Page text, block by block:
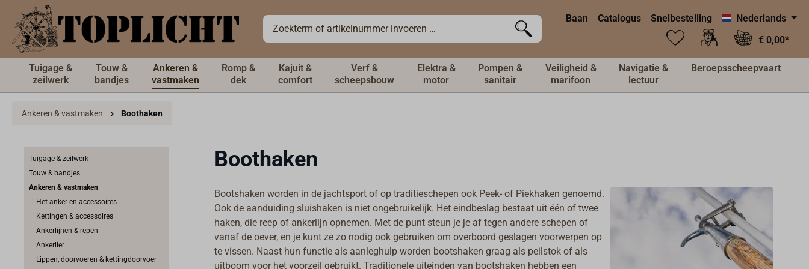
hoofdinhoud Baan Catalogus Snelbestelling
Nederlands
€ 0,00*
Tuigage &
zeilwerk
Touw &
bandjes
Ankeren &
vastmaken
Romp &
dek
Kajuit &
comfort
Verf &
scheepsbouw
Elektra &
motor
Pompen &
sanitair
Veiligheid &
marifoon
Navigatie &
lectuur
Beroepsscheepvaart
Ankeren & vastmaken Boothaken
Tuigage & zeilwerk
Touw & bandjes
Ankeren & vastmaken
Het anker en accessoires
Kettingen & accessoires
Ankerlijnen & repen
Ankerlier
Lippen, doorvoeren & kettingdoorvoer
Boothaken
Bootshaken worden in de jachtsport of op traditieschepen ook Peek- of Piekhaken genoemd.
Ook de aanduiding sluishaken is niet ongebruikelijk. Het eindbeslag bestaat uit één of twee
haken, die reep of ankerlijn opnemen. Met de punt steun je je af tegen andere schepen of
vanaf de oever, en je kunt ze zo nodig ook gebruiken om overboord geslagen voorwerpen op
te vissen. Naast hun functie als aanleghulp worden bootshaken graag als peilstok of als
uitboom voor het voorzeil gebruikt. Traditionele uiteinden van bootshaken hebben een